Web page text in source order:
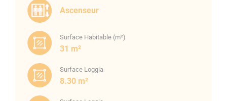
Ascenseur
Surface Habitable (m²)
31 m²
Surface Loggia
8.30 m²